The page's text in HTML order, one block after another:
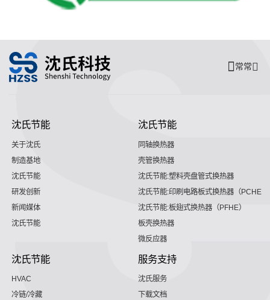
常常
沈氏节能
关于沈氏
制造基地
沈氏节能
研发创新
新闻媒体
沈氏节能
沈氏节能
同轴换热器
壳管换热器
沈氏节能:塑料壳盘管式换热器
沈氏节能:印刷电路板式换热器（PCHE）
沈氏节能:板翅式换热器（PFHE）
板壳换热器
微反应器
沈氏节能
HVAC
冷链/冷藏
服务支持
沈氏服务
下载文档